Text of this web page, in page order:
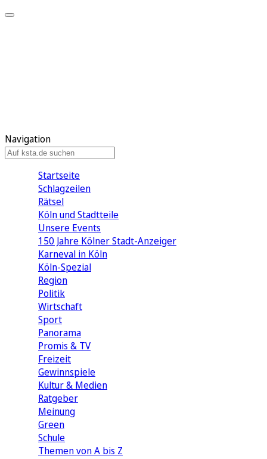
Navigation
Startseite
Schlagzeilen
Rätsel
Köln und Stadtteile
Unsere Events
150 Jahre Kölner Stadt-Anzeiger
Karneval in Köln
Köln-Spezial
Region
Politik
Wirtschaft
Sport
Panorama
Promis & TV
Freizeit
Gewinnspiele
Kultur & Medien
Ratgeber
Meinung
Green
Schule
Themen von A bis Z